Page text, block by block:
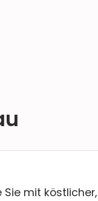
Sie mit köstlicher,